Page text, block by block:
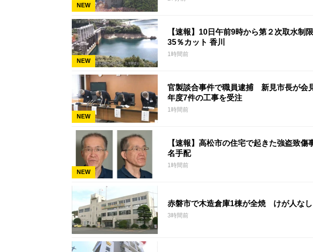
NEW
NEW
【速報】10日午前9時から第２次取水
35％カット 香川
1時間前
NEW
官製談合事件で職員逮捕 新見市長が会
年度7件の工事を受注
1時間前
NEW
【速報】高松市の住宅で起きた強盗致
名手配
1時間前
赤磐市で木造倉庫1棟が全焼 けが人なし
3時間前